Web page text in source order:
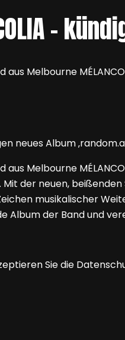
–
Melbourne
Melbourne
der neuen, beißenden
Zeichen musikalischer
Album der Band und
Sie die